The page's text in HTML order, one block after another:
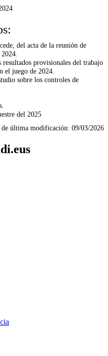
del acta de la reunión de
resultados provisionales del trabajo
el juego de 2024.
sobre los controles de
del 2025
de última modificación: 09/03/2026